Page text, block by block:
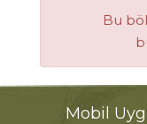
Bu
Mobil